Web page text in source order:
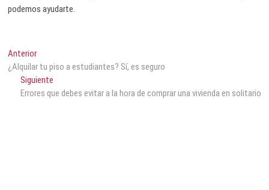
podemos ayudarte.
Anterior
¿Alquilar tu piso a estudiantes? Sí, es seguro
Siguiente
Errores que debes evitar a la hora de comprar una vivienda en solitario